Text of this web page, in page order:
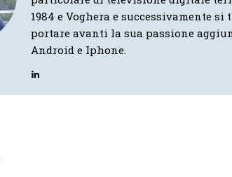
1984 e Voghera e successivamente
portare avanti la sua passione
Android e Iphone.